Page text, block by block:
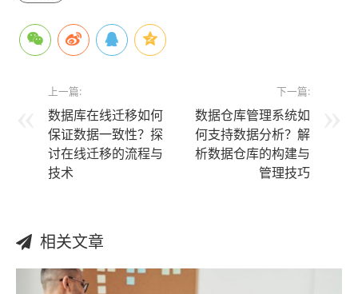
上一篇:
数据库在线迁移如何
保证数据一致性？探
讨在线迁移的流程与
技术
下一篇:
数据仓库管理系统如
何支持数据分析？解
析数据仓库的构建与
管理技巧
相关文章